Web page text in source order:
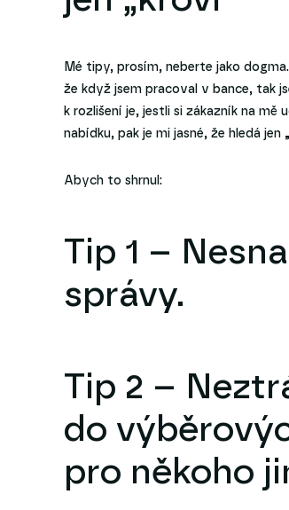
Mé tipy, prosím, neberte jako
že když jsem pracoval v bance, tak
k rozlišení je, jestli si zákazník na mě
nabídku, pak je mi jasné, že hledá jen
Abych to shrnul:
Tip 1 –
správy.
Tip 2 –
do
pro někoho